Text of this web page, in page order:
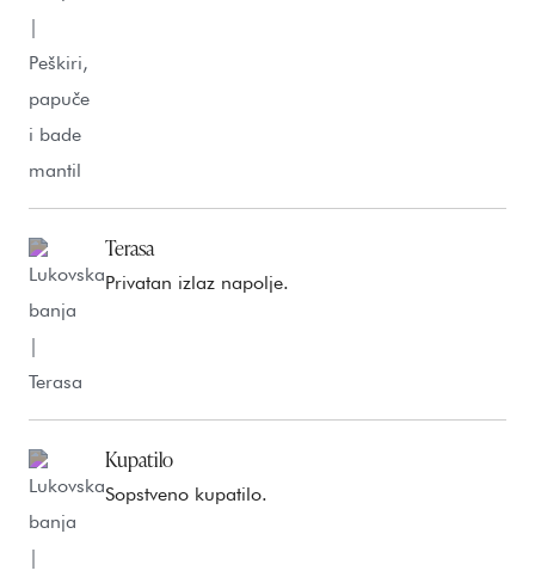
Terasa
Privatan izlaz napolje.
Kupatilo
Sopstveno kupatilo.